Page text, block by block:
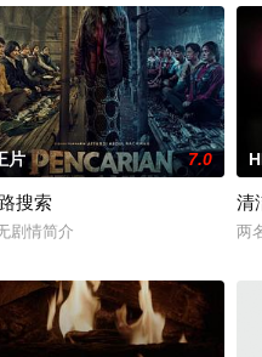
·卢克（贝丝·涅斯格拉夫 Beth
片 7.0
搜索
剧情简介
清
两